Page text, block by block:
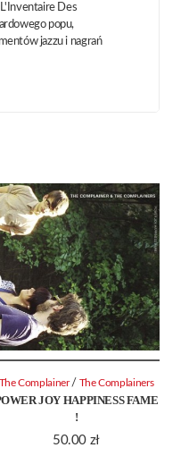
Des
popu,
jazzu i nagrań
JOY HAPPINESS FAME
!
50.00 zł
The Complainer / The Complainers